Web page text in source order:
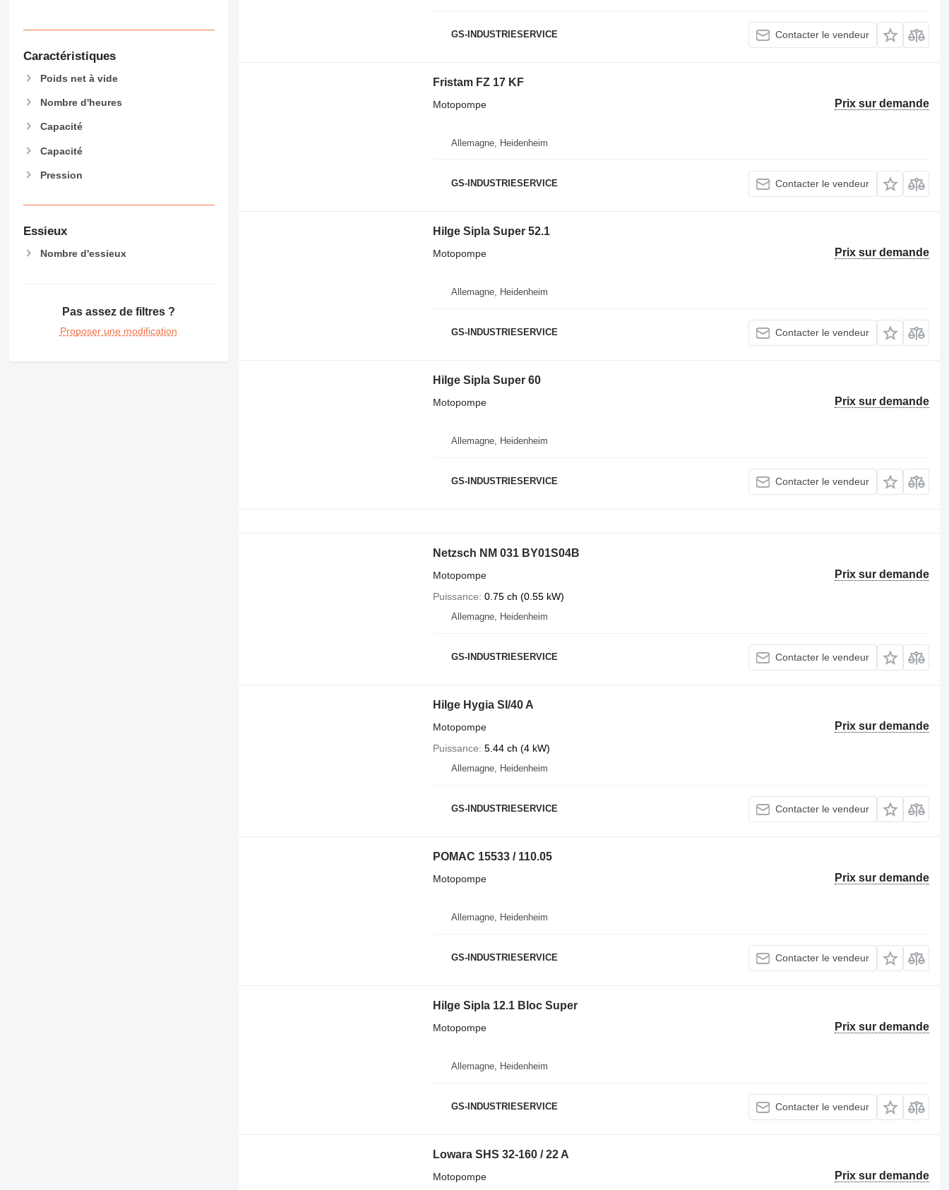
Caractéristiques
Poids net à vide
Nombre d'heures
Capacité
Capacité
Pression
Essieux
Nombre d'essieux
Pas assez de filtres ?
Proposer une modification
GS-INDUSTRIESERVICE Contacter le vendeur
Fristam FZ 17 KF
Prix sur demande
Motopompe
Allemagne, Heidenheim
GS-INDUSTRIESERVICE Contacter le vendeur
Hilge Sipla Super 52.1
Prix sur demande
Motopompe
Allemagne, Heidenheim
GS-INDUSTRIESERVICE Contacter le vendeur
Hilge Sipla Super 60
Prix sur demande
Motopompe
Allemagne, Heidenheim
GS-INDUSTRIESERVICE Contacter le vendeur
Netzsch NM 031 BY01S04B
Prix sur demande
Motopompe
Puissance 0.75 ch (0.55 kW)
Allemagne, Heidenheim
GS-INDUSTRIESERVICE Contacter le vendeur
Hilge Hygia SI/40 A
Prix sur demande
Motopompe
Puissance 5.44 ch (4 kW)
Allemagne, Heidenheim
GS-INDUSTRIESERVICE Contacter le vendeur
POMAC 15533 / 110.05
Prix sur demande
Motopompe
Allemagne, Heidenheim
GS-INDUSTRIESERVICE Contacter le vendeur
Hilge Sipla 12.1 Bloc Super
Prix sur demande
Motopompe
Allemagne, Heidenheim
GS-INDUSTRIESERVICE Contacter le vendeur
Lowara SHS 32-160 / 22 A
Prix sur demande
Motopompe